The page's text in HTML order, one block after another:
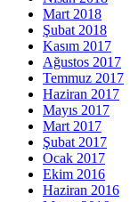
Mart 2018
Şubat 2018
Kasım 2017
Ağustos 2017
Temmuz 2017
Haziran 2017
Mayıs 2017
Mart 2017
Şubat 2017
Ocak 2017
Ekim 2016
Haziran 2016